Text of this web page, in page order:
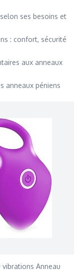
ses besoins et
: confort, sécurité
aux anneaux
anneaux péniens
vibrations Anneau